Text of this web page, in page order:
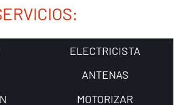
ELECTRICISTA
ANTENAS
MOTORIZAR